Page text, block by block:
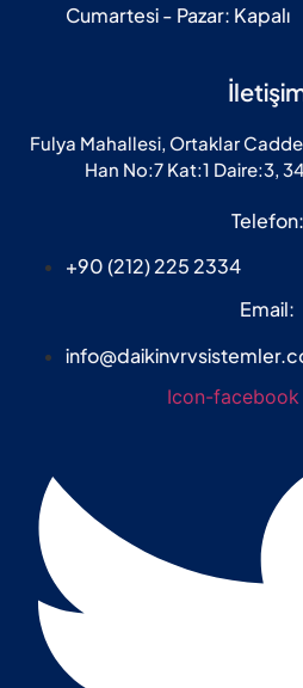
Cumartesi - Pazar: Kapalı
Fulya Mahallesi, Ortaklar
Han No:7 Kat:1 Daire:3,
Telefon:
+90 (212) 225 2334
Email:
Icon-facebook